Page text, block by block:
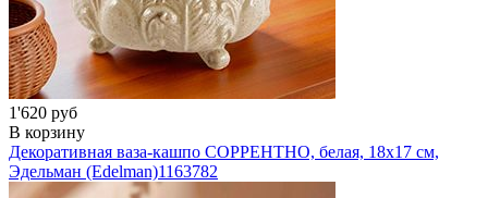
1'620 руб
В корзину
Декоративная ваза-кашпо СОРРЕНТНО, белая, 18х17 см,
Эдельман (Edelman)1163782